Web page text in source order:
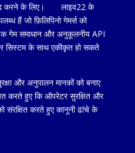
करने के लिए।
लाइव22 के
हैं जो फ़िलिपिनो गेमर्स को
गेम समाधान और अनुकूलनीय API
सिस्टम के साथ एकीकृत हो सकते
और अनुपालन मानकों को बनाए
करते हुए कि ऑपरेटर सुरक्षित और
संरक्षित करते हुए कानूनी ढांचे के